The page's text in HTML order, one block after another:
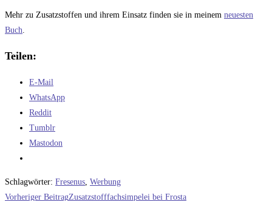
Mehr zu Zusatzstoffen und ihrem Einsatz finden sie in meinem neuesten
Buch
Teilen:
E-Mail
WhatsApp
Reddit
Tumblr
Mastodon
Schlagwörter: Fresenus Werbung
Weitere
Vorheriger BeitragZusatzstofffachsimpelei bei Frosta